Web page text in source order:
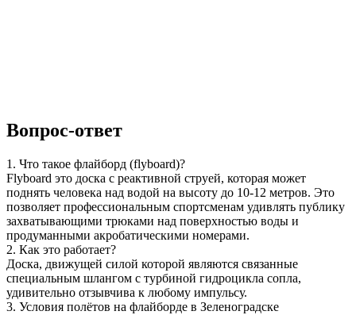
Вопрос-ответ
1. Что такое флайборд (flyboard)?
Flyboard это доска с реактивной струей, которая может
поднять человека над водой на высоту до 10-12 метров. Это
позволяет профессиональным спортсменам удивлять публику
захватывающими трюками над поверхностью воды и
продуманными акробатическими номерами.
2. Как это работает?
Доска, движущей силой которой являются связанные
специальным шлангом с турбиной гидроцикла сопла,
удивительно отзывчива к любому импульсу.
3. Условия полётов на флайборде в Зеленоградске